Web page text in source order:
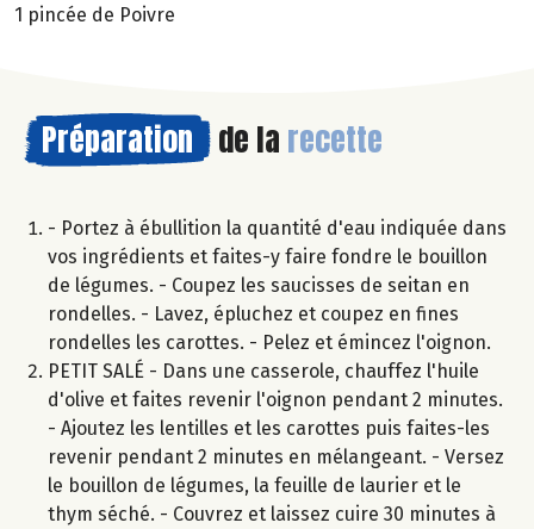
1 pincée de Poivre
Préparation de la recette
- Portez à ébullition la quantité d'eau indiquée dans
vos ingrédients et faites-y faire fondre le bouillon
de légumes. - Coupez les saucisses de seitan en
rondelles. - Lavez, épluchez et coupez en fines
rondelles les carottes. - Pelez et émincez l'oignon.
PETIT SALÉ - Dans une casserole, chauffez l'huile
d'olive et faites revenir l'oignon pendant 2 minutes.
- Ajoutez les lentilles et les carottes puis faites-les
revenir pendant 2 minutes en mélangeant. - Versez
le bouillon de légumes, la feuille de laurier et le
thym séché. - Couvrez et laissez cuire 30 minutes à